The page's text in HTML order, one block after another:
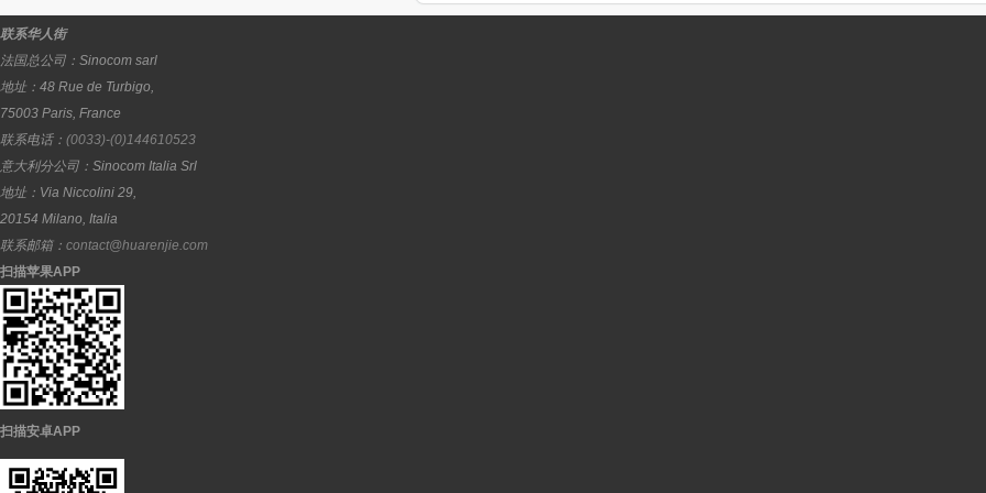
联系华人街
法国总公司： Sinocom sarl
地址： 48 Rue de Turbigo,
75003 Paris, France
联系电话： (0033)-(0)144610523
意大利分公司： Sinocom Italia Srl
地址： Via Niccolini 29,
20154 Milano, Italia
联系邮箱： contact@huarenjie.com
扫描苹果APP
扫描安卓APP